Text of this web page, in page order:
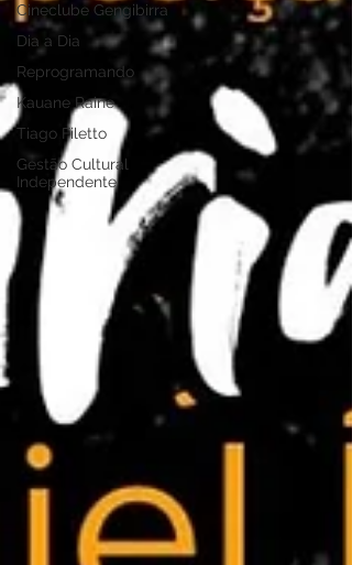
Cineclube Gengibirra
Dia a Dia
Reprogramando
Kauane Raine
Tiago Filetto
Gestão Cultural
Independente